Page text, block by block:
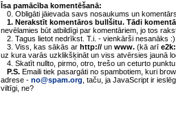
Īsa pamācība komentēšanā:
0. Obligāti jāievada savs nosaukums un
1. Nerakstīt komentāros bullšitu. Tādi
nevēlamies būt atbildīgi par komentāriem, jo tos
2. Tagus lietot nedrīkst. T.i. - vienkārši nesanāks :)
3. Viss, kas sākās ar http:// un www. (kā arī
uz kura varās uzklikšķināt un viss atvērsies jaunā
4. Skatīt nullto, pirmo, otro, trešo un ceturto punktu.
P.S. Emaili tiek pasargāti no spambotiem, kuri
adrese - no@spam.org , taču, ja JavaScript ir
viltīgi, ne?